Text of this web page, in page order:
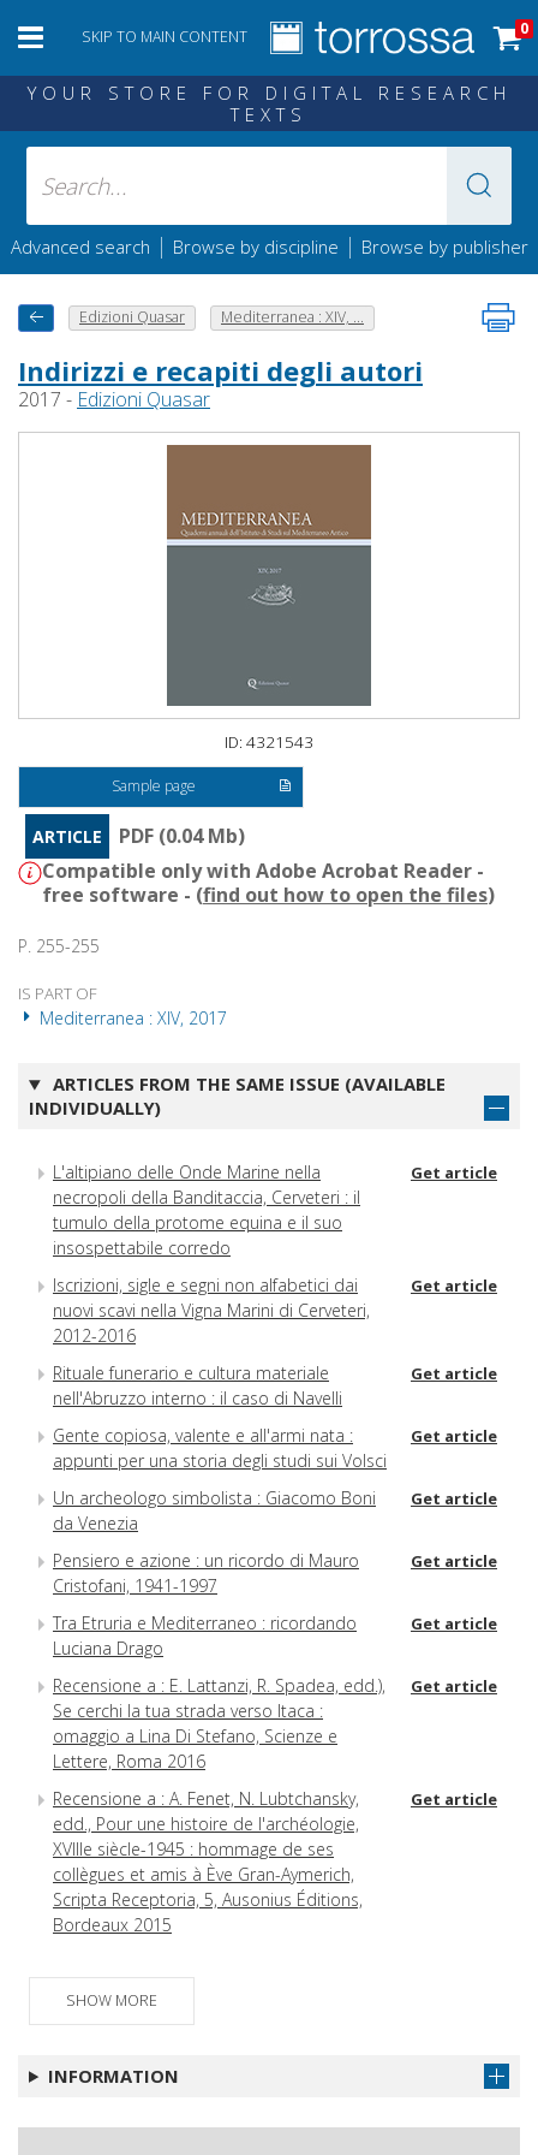
SKIP TO MAIN CONTENT 0
YOUR STORE FOR DIGITAL RESEARCH
TEXTS
Advanced search | Browse by discipline | Browse by publisher
Edizioni Quasar Mediterranea : XIV, ...
Indirizzi e recapiti degli autori
2017 - Edizioni Quasar
ID: 4321543
Sample page
ARTICLE
PDF (0.04 Mb)
Compatible only with Adobe Acrobat Reader -
free software - (find out how to open the files)
P. 255-255
IS PART OF
Mediterranea : XIV, 2017
ARTICLES FROM THE SAME ISSUE (AVAILABLE
INDIVIDUALLY)
L'altipiano delle Onde Marine nella
necropoli della Banditaccia, Cerveteri : il
tumulo della protome equina e il suo
insospettabile corredo
Get article
Iscrizioni, sigle e segni non alfabetici dai
nuovi scavi nella Vigna Marini di Cerveteri,
2012-2016
Get article
Rituale funerario e cultura materiale
nell'Abruzzo interno : il caso di Navelli
Get article
Gente copiosa, valente e all'armi nata :
appunti per una storia degli studi sui Volsci
Get article
Un archeologo simbolista : Giacomo Boni
da Venezia
Get article
Pensiero e azione : un ricordo di Mauro
Cristofani, 1941-1997
Get article
Tra Etruria e Mediterraneo : ricordando
Luciana Drago
Get article
Recensione a : E. Lattanzi, R. Spadea, edd.),
Se cerchi la tua strada verso Itaca :
omaggio a Lina Di Stefano, Scienze e
Lettere, Roma 2016
Get article
Recensione a : A. Fenet, N. Lubtchansky,
edd., Pour une histoire de l'archéologie,
XVIIIe siècle-1945 : hommage de ses
collègues et amis à Ève Gran-Aymerich,
Scripta Receptoria, 5, Ausonius Éditions,
Bordeaux 2015
Get article
introduttivo alla tavola rotonda
brèves réflexions
SHOW MORE
INFORMATION